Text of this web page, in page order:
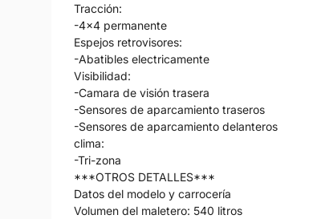
Tracción:
-4x4 permanente
Espejos retrovisores:
-Abatibles electricamente
Visibilidad:
-Camara de visión trasera
-Sensores de aparcamiento traseros
-Sensores de aparcamiento delanteros
clima:
-Tri-zona
***OTROS DETALLES***
Datos del modelo y carrocería
Volumen del maletero: 540 litros